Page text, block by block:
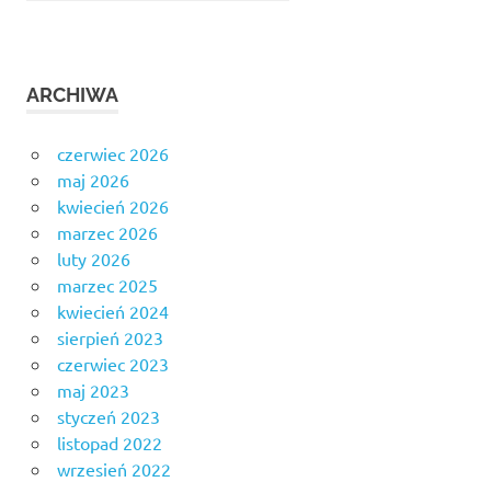
ARCHIWA
czerwiec 2026
maj 2026
kwiecień 2026
marzec 2026
luty 2026
marzec 2025
kwiecień 2024
sierpień 2023
czerwiec 2023
maj 2023
styczeń 2023
listopad 2022
wrzesień 2022